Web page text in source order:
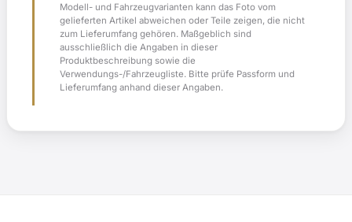
Modell- und Fahrzeugvarianten kann das Foto vom
gelieferten Artikel abweichen oder Teile zeigen, die nicht
zum Lieferumfang gehören. Maßgeblich sind
ausschließlich die Angaben in dieser
Produktbeschreibung sowie die
Verwendungs-/Fahrzeugliste. Bitte prüfe Passform und
Lieferumfang anhand dieser Angaben.